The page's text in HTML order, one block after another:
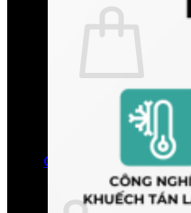
Chưa
Quay trở lại cửa hàng
0
Giỏ hàng